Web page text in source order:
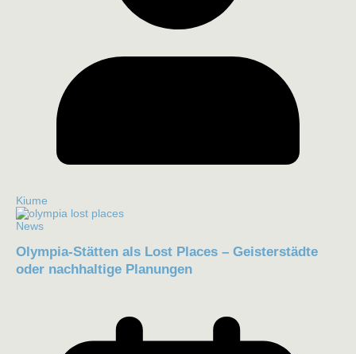
Kiume
News
Olympia-Stätten als Lost Places – Geisterstädte
oder nachhaltige Planungen